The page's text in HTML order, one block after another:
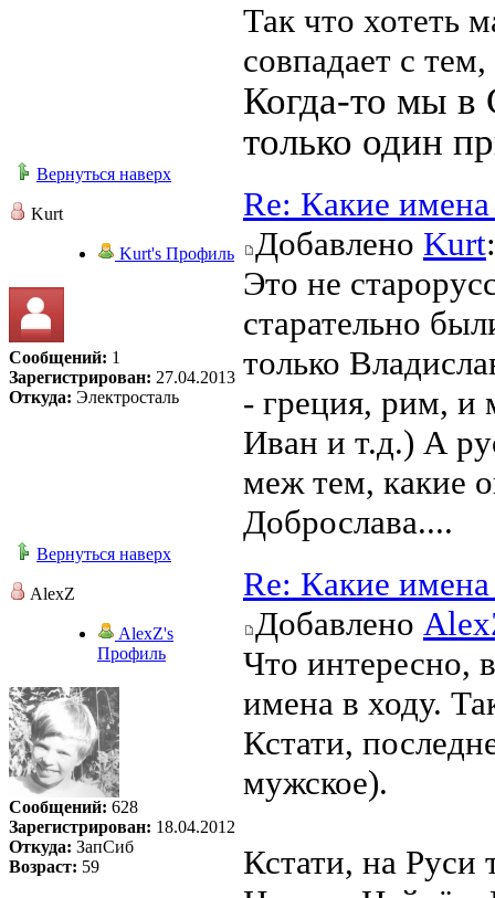
Так что хотеть
совпадает с
Когда-то мы в
только один
Вернуться наверх
Kurt
Kurt's Профиль
Сообщений: 1
Зарегистрирован: 27.04.2013
Откуда: Электросталь
Re: Какие
Добавлено Kurt
Это не
старательно
только
- греция, рим, и
Иван и т.д.) А
меж тем, какие
Доброслава....
Вернуться наверх
AlexZ
AlexZ's
Профиль
Сообщений: 628
Зарегистрирован: 18.04.2012
Откуда: ЗапСиб
Возраст: 59
Re: Какие
Добавлено
Что интересно,
имена в ходу.
Кстати,
мужское).
Кстати, на Руси